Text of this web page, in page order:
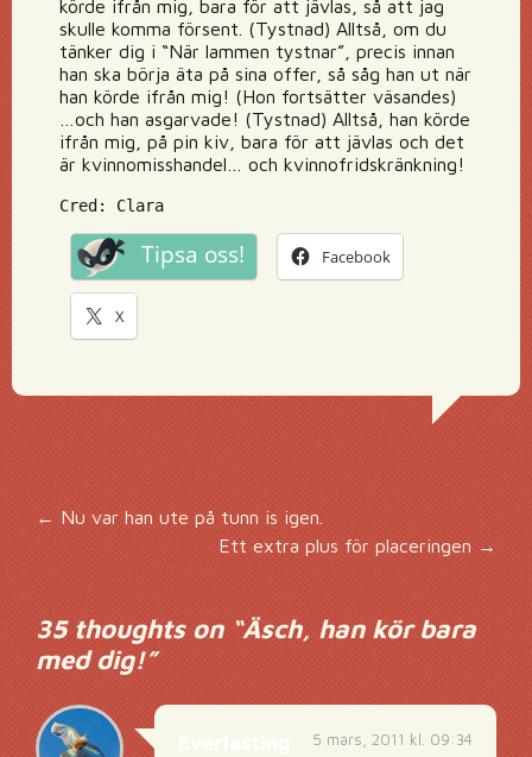
körde ifrån mig, bara för att jävlas, så att jag
skulle komma försent. (Tystnad) Alltså, om du
tänker dig i “När lammen tystnar”, precis innan
han ska börja äta på sina offer, så såg han ut när
han körde ifrån mig! (Hon fortsätter väsandes)
…och han asgarvade! (Tystnad) Alltså, han körde
ifrån mig, på pin kiv, bara för att jävlas och det
är kvinnomisshandel… och kvinnofridskränkning!
Cred: Clara
Tipsa oss! Facebook
X
Inläggsnavigering
← Nu var han ute på tunn is igen.
Ett extra plus för placeringen→
35 thoughts on “Äsch, han kör bara
med dig!”
5 mars, 2011 kl. 09:34